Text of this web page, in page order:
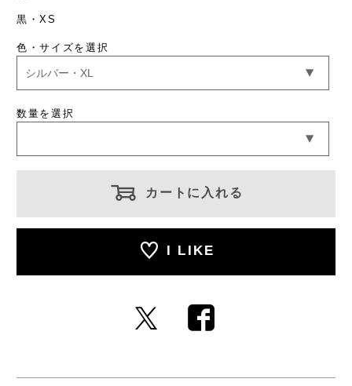
黒・XS
色・サイズを選択
数量を選択
カートに入れる
I LIKE